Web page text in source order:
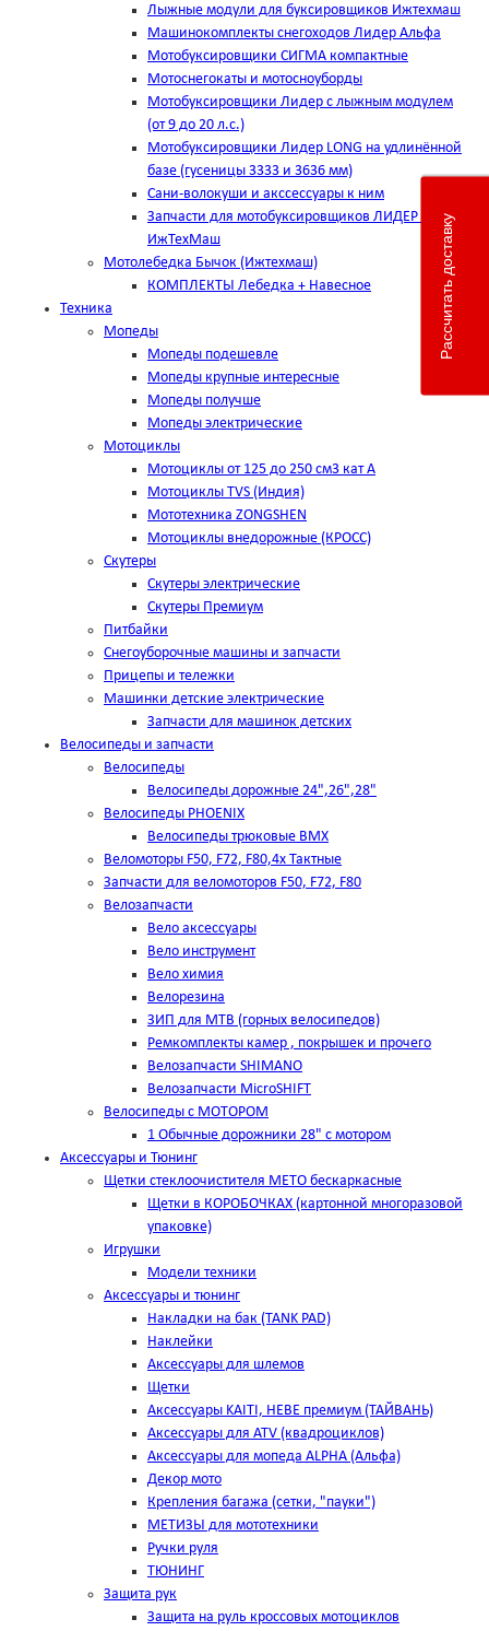
Лыжные модули для буксировщиков Ижтехмаш
Машинокомплекты снегоходов Лидер Альфа
Мотобуксировщики СИГМА компактные
Мотоснегокаты и мотосноуборды
Мотобуксировщики Лидер с лыжным модулем
(от 9 до 20 л.с.)
Мотобуксировщики Лидер LONG на удлинённой
базе (гусеницы 3333 и 3636 мм)
Сани-волокуши и акссессуары к ним
Запчасти для мотобуксировщиков ЛИДЕР пр-во
ИжТехМаш
Мотолебедка Бычок (Ижтехмаш)
КОМПЛЕКТЫ Лебедка + Навесное
Техника
Мопеды
Мопеды подешевле
Мопеды крупные интересные
Мопеды получше
Мопеды электрические
Мотоциклы
Мотоциклы от 125 до 250 см3 кат А
Мотоциклы TVS (Индия)
Мототехника ZONGSHEN
Мотоциклы внедорожные (КРОСС)
Скутеры
Скутеры электрические
Скутеры Премиум
Питбайки
Снегоуборочные машины и запчасти
Прицепы и тележки
Машинки детские электрические
Запчасти для машинок детских
Велосипеды и запчасти
Велосипеды
Велосипеды дорожные 24",26",28"
Велосипеды PHOENIX
Велосипеды трюковые BMX
Веломоторы F50, F72, F80,4х Тактные
Запчасти для веломоторов F50, F72, F80
Велозапчасти
Вело аксессуары
Вело инструмент
Вело химия
Велорезина
ЗИП для MTB (горных велосипедов)
Ремкомплекты камер , покрышек и прочего
Велозапчасти SHIMANO
Велозапчасти MicroSHIFT
Велосипеды с МОТОРОМ
1 Обычные дорожники 28" с мотором
Аксессуары и Тюнинг
Щетки стеклоочистителя METO бескаркасные
Щетки в КОРОБОЧКАХ (картонной многоразовой
упаковке)
Игрушки
Модели техники
Аксессуары и тюнинг
Накладки на бак (TANK PAD)
Наклейки
Аксессуары для шлемов
Щетки
Аксессуары KAITI, HEBE премиум (ТАЙВАНЬ)
Аксессуары для ATV (квадроциклов)
Аксессуары для мопеда ALPHA (Альфа)
Декор мото
Крепления багажа (сетки, "пауки")
МЕТИЗЫ для мототехники
Ручки руля
ТЮНИНГ
Защита рук
Защита на руль кроссовых мотоциклов
Рассчитать доставку